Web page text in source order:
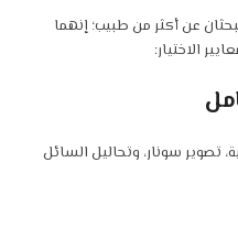
عن أكثر من طبيب؛ إنهما
الاختيار:
تصوير سونار، وتحاليل السائل